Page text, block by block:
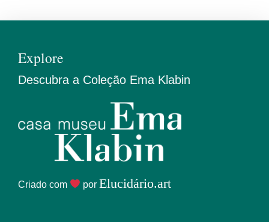
Explore
Descubra a Coleção Ema Klabin
Criado com por Elucidário.art